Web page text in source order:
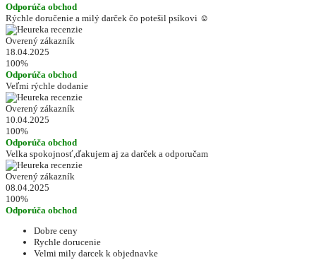
Odporúča obchod
Rýchle doručenie a milý darček čo potešil psíkovi ☺️
Overený zákazník
18.04.2025
100%
Odporúča obchod
Veľmi rýchle dodanie
Overený zákazník
10.04.2025
100%
Odporúča obchod
Velka spokojnosť,ďakujem aj za darček a odporučam
Overený zákazník
08.04.2025
100%
Odporúča obchod
Dobre ceny
Rychle dorucenie
Velmi mily darcek k objednavke